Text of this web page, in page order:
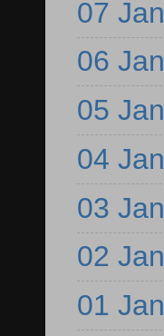
07 Jan
06 Jan
05 Jan
04 Jan
03 Jan
02 Jan
01 Jan